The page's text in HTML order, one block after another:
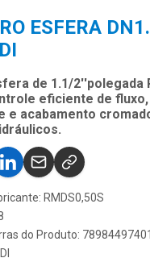
ESFERA
de 1.1/2''polegada
eficiente de
e acabamento
RMDS0,50S
do Produto: